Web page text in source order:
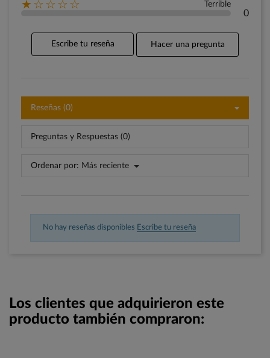
★☆☆☆☆ Terrible
0
Escribe tu reseña Hacer una pregunta
Reseñas (0)
Preguntas y Respuestas (0)
Ordenar por: Más reciente
No hay reseñas disponibles Escribe tu reseña
Los clientes que adquirieron este
producto también compraron: